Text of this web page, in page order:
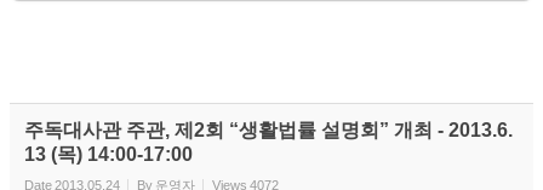
주독대사관 주관, 제2회 “생활법률 설명회” 개최 - 2013.6.
13 (목) 14:00-17:00
Date2013.05.24 By 운영자 Views 4072